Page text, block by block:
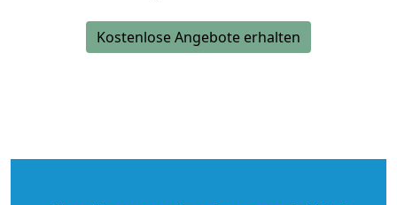
Kostenlose Angebote erhalten